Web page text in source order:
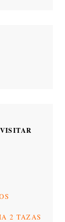
2 TAZAS